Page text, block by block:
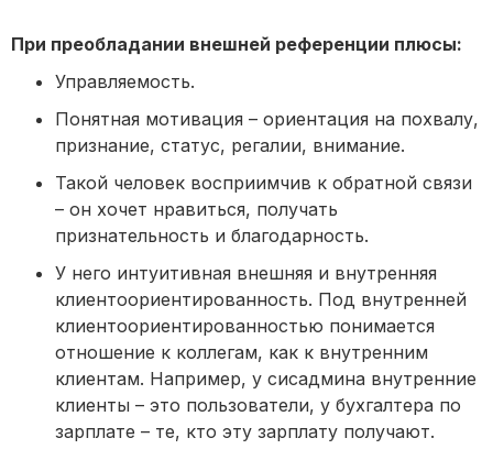
При преобладании внешней референции плюсы:
Управляемость.
Понятная мотивация – ориентация на похвалу,
признание, статус, регалии, внимание.
Такой человек восприимчив к обратной связи
– он хочет нравиться, получать
признательность и благодарность.
У него интуитивная внешняя и внутренняя
клиентоориентированность. Под внутренней
клиентоориентированностью понимается
отношение к коллегам, как к внутренним
клиентам. Например, у сисадмина внутренние
клиенты – это пользователи, у бухгалтера по
зарплате – те, кто эту зарплату получают.